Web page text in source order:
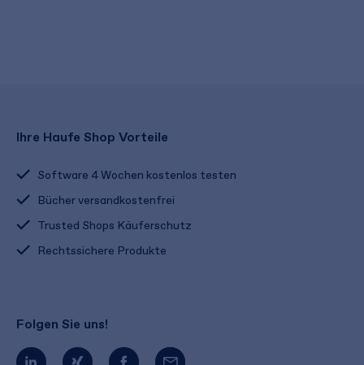
Ihre Haufe Shop Vorteile
Software 4 Wochen kostenlos testen
Bücher versandkostenfrei
Trusted Shops Käuferschutz
Rechtssichere Produkte
Folgen Sie uns!